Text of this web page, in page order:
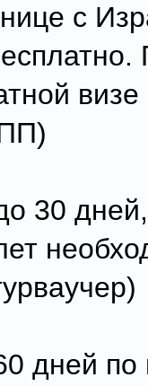
с
30
дней по